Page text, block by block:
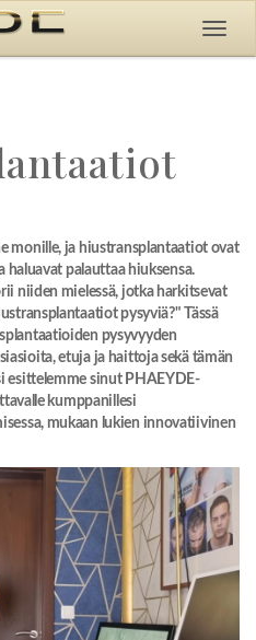
monille, ja hiustransplantaatiot ovat
palauttaa hiuksensa.
niiden mielessä, jotka harkitsevat
pysyviä?" Tässä
pysyvyyden
etuja ja haittoja sekä tämän
esittelemme sinut PHAEYDE-
kumppanillesi
mukaan lukien innovatiivinen